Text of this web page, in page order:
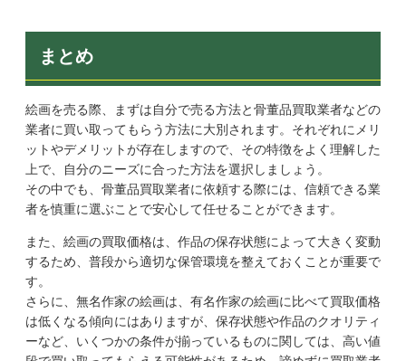
まとめ
絵画を売る際、まずは自分で売る方法と骨董品買取業者などの
業者に買い取ってもらう方法に大別されます。それぞれにメリ
ットやデメリットが存在しますので、その特徴をよく理解した
上で、自分のニーズに合った方法を選択しましょう。
その中でも、骨董品買取業者に依頼する際には、信頼できる業
者を慎重に選ぶことで安心して任せることができます。
また、絵画の買取価格は、作品の保存状態によって大きく変動
するため、普段から適切な保管環境を整えておくことが重要で
す。
さらに、無名作家の絵画は、有名作家の絵画に比べて買取価格
は低くなる傾向にはありますが、保存状態や作品のクオリティ
ーなど、いくつかの条件が揃っているものに関しては、高い値